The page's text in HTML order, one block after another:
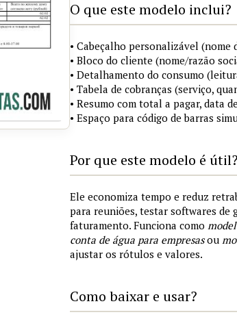
O que este modelo inclui?
• Cabeçalho personalizável
• Bloco do cliente (nome/razão
• Detalhamento do consumo
• Tabela de cobranças (serviço,
• Resumo com total a pagar, data
• Espaço para código de barras
Por que este modelo é útil?
Ele economiza tempo e reduz
para reuniões, testar softwares de
faturamento. Funciona como
conta de água para empresasou
ajustar os rótulos e valores.
Como baixar e usar?